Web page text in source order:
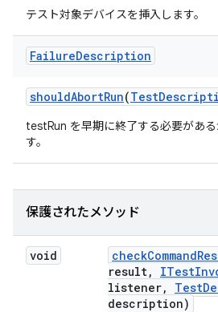
テスト対象デバイスを挿入します。
FailureDescription
shouldAbortRun(Test
testRun を早期に終了する必要があ
す。
保護されたメソッド
void checkCommand
result, ITest
listener, Test
description)